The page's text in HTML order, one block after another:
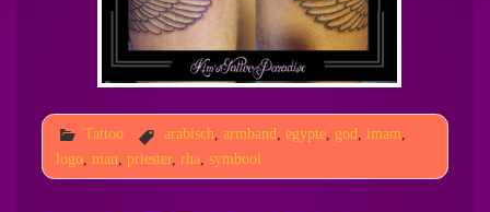
Tattoo arabisch, armband, egypte, god, imam,
logo, man priester, rha symbool